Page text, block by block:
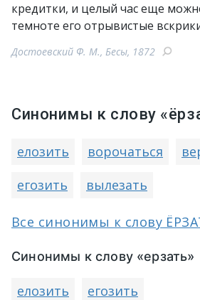
кредитки, и целый час еще
темноте его отрывистые
Достоевский Ф. М., Бесы, 1872
Синонимы к слову
елозить ворочаться
егозить
вылезать
Все синонимы к слову
Синонимы к слову «ерзать»
елозить егозить